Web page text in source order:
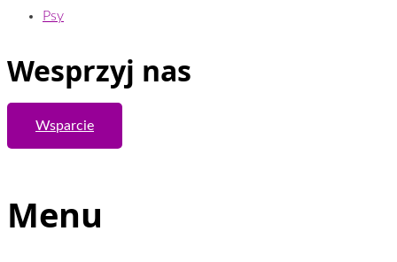
Psy
Wesprzyj nas
Wsparcie
Menu